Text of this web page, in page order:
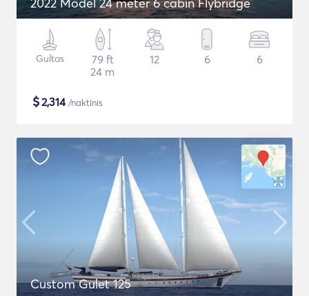
Gultas
79 ft
24 m
12 6 6
$2,314/naktinis
Custom Gulet 125